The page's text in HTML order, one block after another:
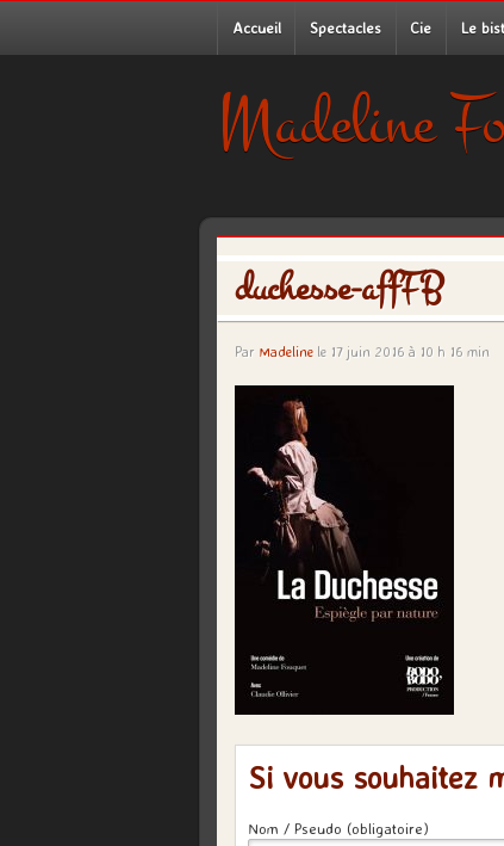
Accueil Spectacles Cie Le
Madeline
duchesse-affFB
Par Madeline le 17 juin 2016 à 10 h 16 min
Si vous souhaitez
Nom / Pseudo (obligatoire)